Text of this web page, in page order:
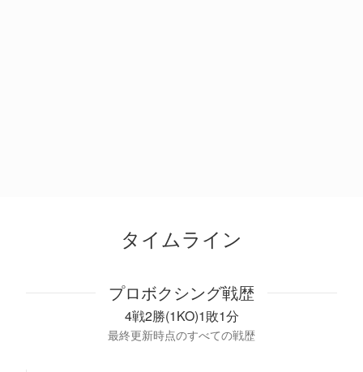
タイムライン
プロボクシング戦歴
4戦2勝(1KO)1敗1分
最終更新時点のすべての戦歴